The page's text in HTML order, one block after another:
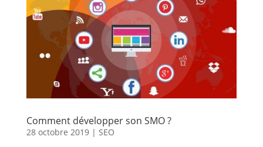
Comment développer son SMO ?
28 octobre 2019| SEO